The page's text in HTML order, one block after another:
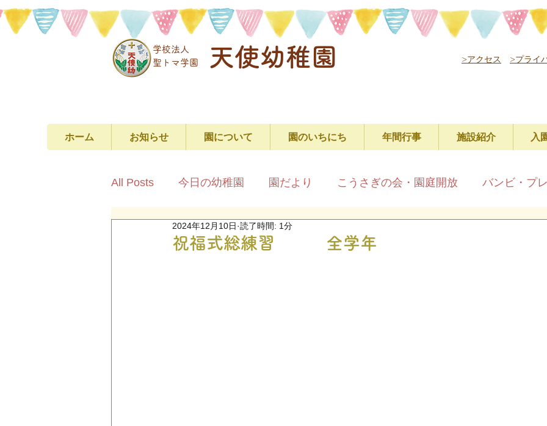
学校法人
​聖トマ学園
天使幼稚園 >アクセス >プライ
ホーム お知らせ 園について 園のいちにち 年間行事 施設紹介 入
All Posts 今日の幼稚園 園だより こうさぎの会・園庭開放 バンビ・プ
祝福式総練習 全学年
2024年12月10日 読了時間: 1分